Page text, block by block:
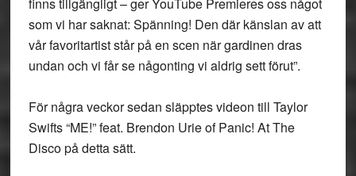
som vi har saknat: Spänning! Den där känslan av att
vår favoritartist står på en scen när gardinen dras
undan och vi får se någonting vi aldrig sett förut”.
För några veckor sedan släpptes videon till Taylor
Swifts “ME!” feat. Brendon Urie of Panic! At The
Disco på detta sätt.